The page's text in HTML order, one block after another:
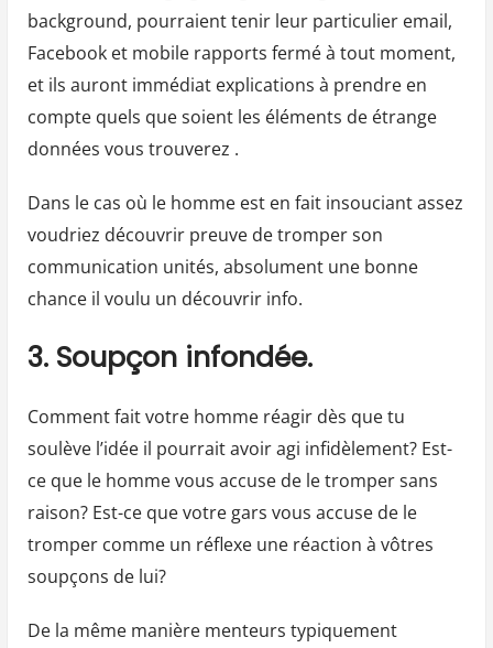
background, ​​pourraient tenir leur particulier email,
Facebook et mobile rapports fermé à tout moment,
et ils auront immédiat explications à prendre en
compte quels que soient les éléments de étrange
données vous trouverez .
Dans le cas où le homme est en fait insouciant assez
voudriez découvrir preuve de tromper son
communication unités, absolument une bonne
chance il voulu un découvrir info.
3. Soupçon infondée.
Comment fait votre homme réagir dès que tu
soulève l’idée il pourrait avoir agi infidèlement? Est-
ce que le homme vous accuse de le tromper sans
raison? Est-ce que votre gars vous accuse de le
tromper comme un réflexe une réaction à vôtres
soupçons de lui?
De la même manière menteurs typiquement